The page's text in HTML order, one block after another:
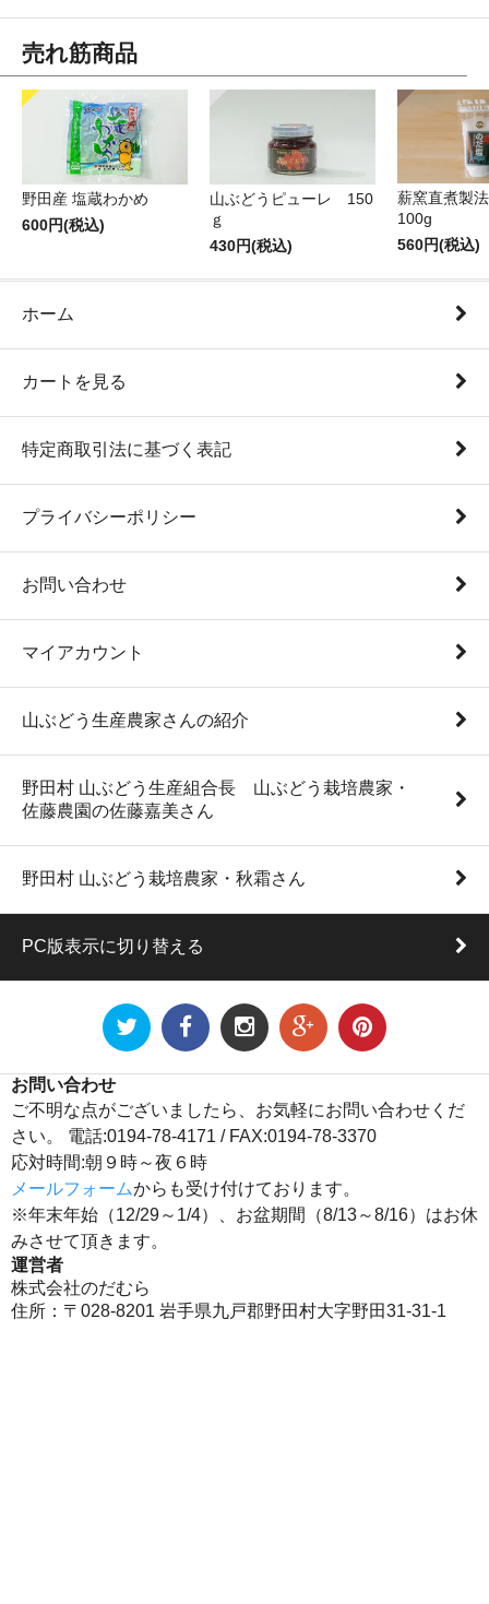
売れ筋商品
野田産 塩蔵わかめ
600円(税込)
山ぶどうピューレ 150
ｇ
430円(税込)
薪窯直煮製
100g
560円(税込)
ホーム
カートを見る
特定商取引法に基づく表記
プライバシーポリシー
お問い合わせ
マイアカウント
山ぶどう生産農家さんの紹介
野田村 山ぶどう生産組合長 山ぶどう栽培農家・
佐藤農園の佐藤嘉美さん
野田村 山ぶどう栽培農家・秋霜さん
PC版表示に切り替える
お問い合わせ
ご不明な点がございましたら、お気軽にお問い合わせくだ
さい。 電話:0194-78-4171 / FAX:0194-78-3370
応対時間:朝９時～夜６時
メールフォームからも受け付けております。
※年末年始（12/29～1/4）、お盆期間（8/13～8/16）はお休
みさせて頂きます。
運営者
株式会社のだむら
住所：〒028-8201 岩手県九戸郡野田村大字野田31-31-1